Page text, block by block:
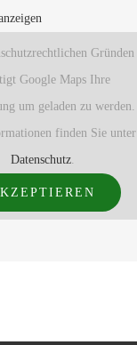
Gründen
Google Maps Ihre
um geladen zu werden.
finden Sie unter
Datenschutz.